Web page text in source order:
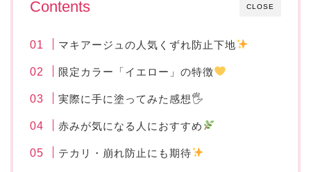
CLOSE
Contents
マキアージュの人気くずれ防止下地
限定カラー「イエロー」の特徴
実際に手に塗ってみた感想🖐️
赤みが気になる人におすすめ
テカリ・崩れ防止にも期待